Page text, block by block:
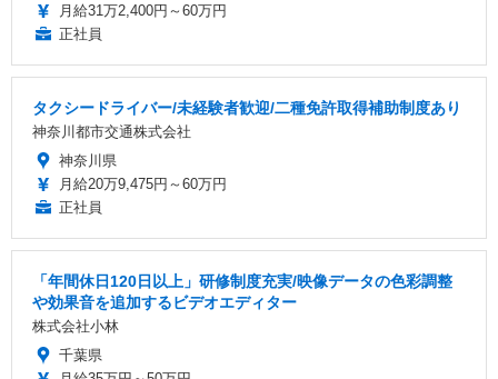
月給31万2,400円～60万円
正社員
タクシードライバー/未経験者歓迎/二種免許取得補助制度あり
神奈川都市交通株式会社
神奈川県
月給20万9,475円～60万円
正社員
「年間休日120日以上」研修制度充実/映像データの色彩調整
や効果音を追加するビデオエディター
株式会社小林
千葉県